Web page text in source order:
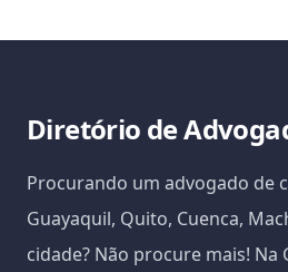
Diretório de
Procurando um advogado de
Guayaquil, Quito, Cuenca,
cidade? Não procure mais! Na